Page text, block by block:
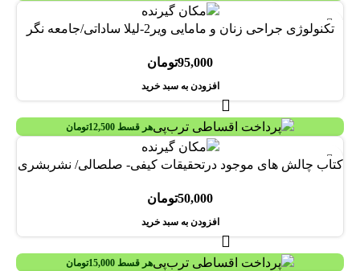
تکنولوژی جراحی زنان و مامایی ویر2-لیلا ساداتی/جامعه نگر
95,000تومان
افزودن به سبد خرید
هر قسط 12,500تومان
کتاب چالش های موجود درتحقیقات کیفی- صلصالی/ نشربشری
50,000تومان
افزودن به سبد خرید
هر قسط 15,000تومان